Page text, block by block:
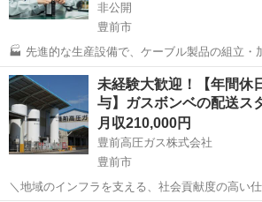
非公開
豊前市
🏭 先進的な生産設備で、ケーブル製品の組立・
だきます。 📋 業務の流れは非常にシンプル。機械へのセッティングか
ら、製品の取り出し、そしてボタン操作まで、
て実施していただきます。最...
福岡 豊前市 工場 業務
未経験大歓迎！【年間休
与】ガスボンベの配送ス
月収210,000円
豊前高圧ガス株式会社
豊前市
＼地域のインフラを支える、社会貢献度の高い仕